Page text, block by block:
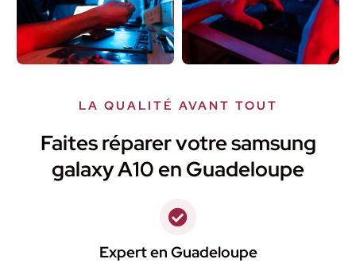
LA QUALITÉ AVANT TOUT
Faites réparer votre samsung
galaxy A10 en Guadeloupe
Expert en Guadeloupe